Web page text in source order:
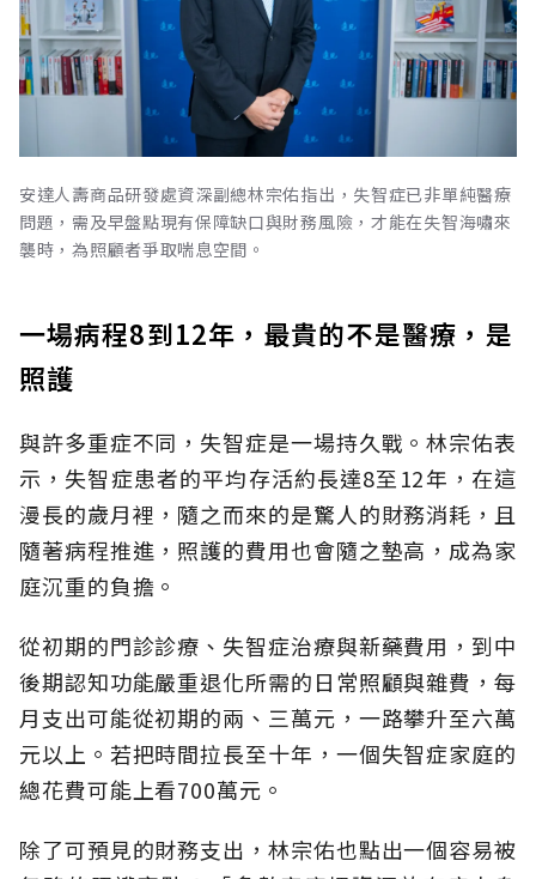
安達人壽商品研發處資深副總林宗佑指出，失智症已非單純醫療
問題，需及早盤點現有保障缺口與財務風險，才能在失智海嘯來
襲時，為照顧者爭取喘息空間。
一場病程8到12年，最貴的不是醫療，是
照護
與許多重症不同，失智症是一場持久戰。林宗佑表
示，失智症患者的平均存活約長達8至12年，在這
漫長的歲月裡，隨之而來的是驚人的財務消耗，且
隨著病程推進，照護的費用也會隨之墊高，成為家
庭沉重的負擔。
從初期的門診診療、失智症治療與新藥費用，到中
後期認知功能嚴重退化所需的日常照顧與雜費，每
月支出可能從初期的兩、三萬元，一路攀升至六萬
元以上。若把時間拉長至十年，一個失智症家庭的
總花費可能上看700萬元。
除了可預見的財務支出，林宗佑也點出一個容易被